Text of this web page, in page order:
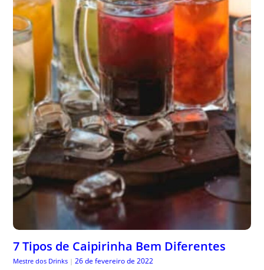
7 Tipos de Caipirinha Bem Diferentes
Mestre dos Drinks | 26 de fevereiro de 2022